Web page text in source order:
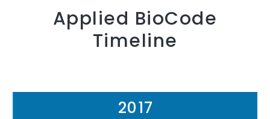
Applied BioCode
Timeline
2017